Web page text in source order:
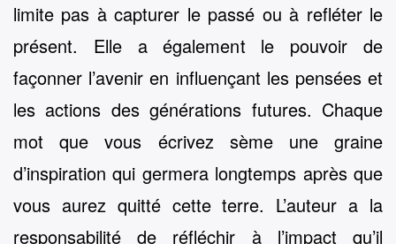
limite pas à capturer le passé ou à refléter le
présent. Elle a également le pouvoir de
façonner l’avenir en influençant les pensées et
les actions des générations futures. Chaque
mot que vous écrivez sème une graine
d’inspiration qui germera longtemps après que
vous aurez quitté cette terre. L’auteur a la
responsabilité de réfléchir à l’impact qu’il